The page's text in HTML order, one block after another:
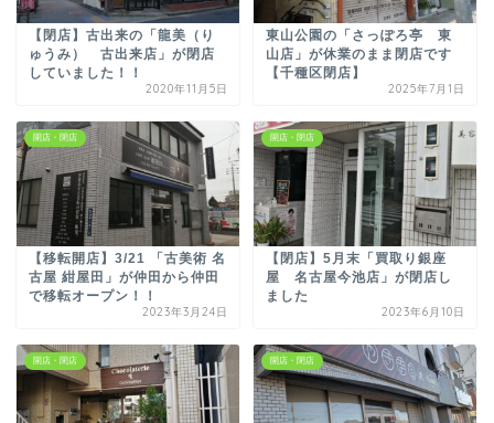
【閉店】古出来の「龍美（り
ゅうみ） 古出来店」が閉店
していました！！
2020年11月5日
東山公園の「さっぽろ亭 東
山店」が休業のまま閉店です
【千種区閉店】
2025年7月1日
開店・閉店
【移転開店】3/21 「古美術 名
古屋 紺屋田」が仲田から仲田
で移転オープン！！
2023年3月24日
開店・閉店
【閉店】5月末「買取り銀座
屋 名古屋今池店」が閉店し
ました
2023年6月10日
開店・閉店 開店・閉店